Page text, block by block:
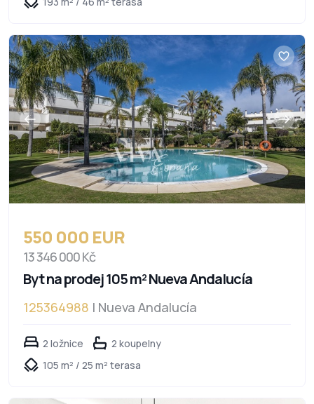
550 000 EUR
13 346 000 Kč
Byt na prodej 105 m² Nueva Andalucía
125364988 | Nueva Andalucía
2 ložnice
2 koupelny
105 m² / 25 m² terasa